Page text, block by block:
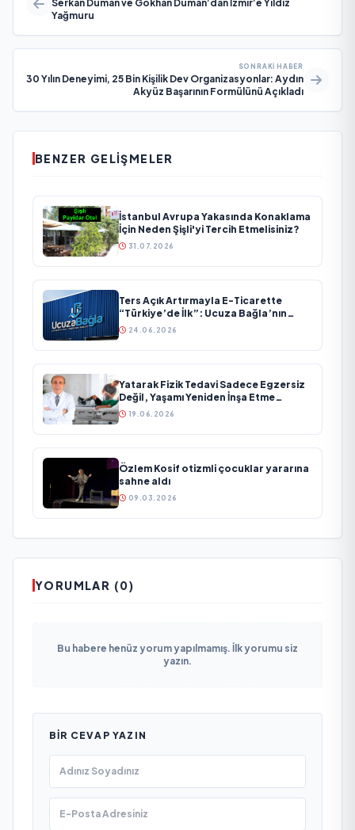
Serkan Duman ve Gökhan Duman’dan İzmir’e Yıldız
Yağmuru
SONRAKI HABER
30 Yılın Deneyimi, 25 Bin Kişilik Dev Organizasyonlar: Aydın
Akyüz Başarının Formülünü Açıkladı
BENZER GELIŞMELER
İstanbul Avrupa Yakasında Konaklama
İçin Neden Şişli'yi Tercih Etmelisiniz?
31.07.2026
Ters Açık Artırmayla E-Ticarette
“Türkiye’de İlk”: Ucuza Bağla’nın
Patentli Modeli
24.06.2026
Yatarak Fizik Tedavi Sadece Egzersiz
Değil, Yaşamı Yeniden İnşa Etme
Sürecidir
19.06.2026
Özlem Kosif otizmli çocuklar yararına
sahne aldı
09.03.2026
YORUMLAR (0)
Bu habere henüz yorum yapılmamış. İlk yorumu siz
yazın.
BIR CEVAP YAZIN